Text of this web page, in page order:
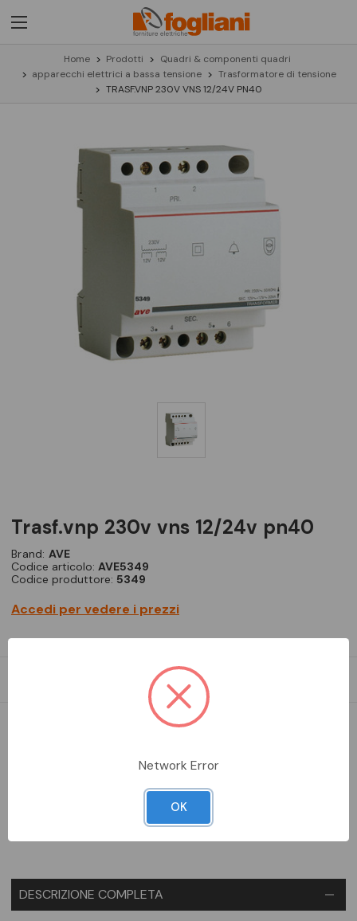
Home Prodotti
Quadri & componenti quadri
apparecchi elettrici a bassa tensione
Trasformatore di tensione
TRASF.VNP 230V VNS 12/24V PN40
trasf.vnp 230v vns 12/24v pn40
Brand: AVE
Codice articolo: AVE5349
Codice produttore: 5349
Accedi per vedere i prezzi
Aggiungi alla comparazione
DESCRIZIONE COMPLETA
Network Error
OK